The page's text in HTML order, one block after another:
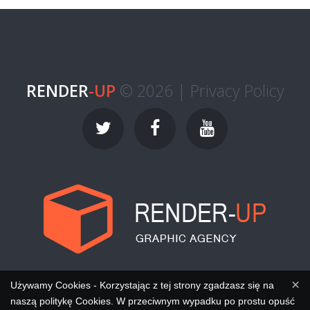
RENDER-UP © 2026 | Privacy Policy
×
Używamy Cookies - Korzystając z tej strony zgadzasz się na
naszą politykę Cookies. W przeciwnym wypadku po prostu opuść